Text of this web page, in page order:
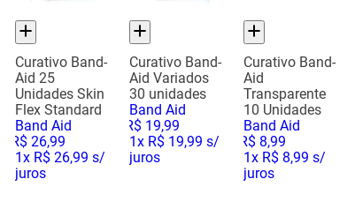
Curativo Band-
Aid 25
Unidades Skin
Flex Standard
Band Aid
R$ 26,99
1x R$ 26,99 s/
juros
Curativo Band-
Aid Variados
30 unidades
Band Aid
R$ 19,99
1x R$ 19,99 s/
juros
Curativo Band-
Aid
Transparente
10 Unidades
Band Aid
R$ 8,99
1x R$ 8,99 s/
juros